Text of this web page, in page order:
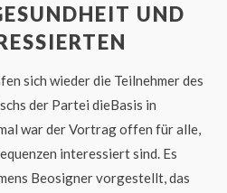
UND
sich wieder die Teilnehmer des
der Partei dieBasis in
war der Vortrag offen für alle,
interessiert sind. Es
Beosigner vorgestellt, das